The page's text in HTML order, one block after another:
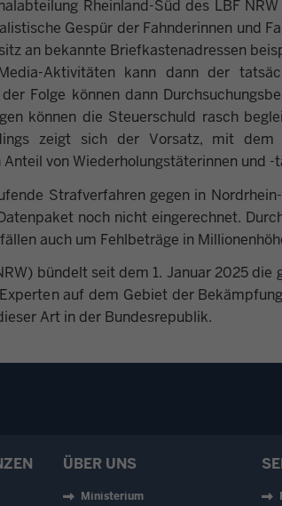
Rheinland-Süd des LBF
Gespür der Fahnderinnen und
an bekannte Briefkastenadressen
Aktivitäten kann dann der
Folge können dann
können die Steuerschuld rasch
zeigt sich der Vorsatz, mit dem
von Wiederholungstäterinnen und -
Strafverfahren gegen in
noch nicht eingerechnet.
auch um Fehlbeträge in
bündelt seit dem 1. Januar 2025 die
auf dem Gebiet der
Art in der Bundesrepublik.
ÜBER UNS
Ministerium